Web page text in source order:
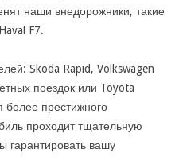
наши внедорожники, такие
F7.
Skoda Rapid, Volkswagen
поездок или Toyota
более престижного
проходит тщательную
гарантировать вашу